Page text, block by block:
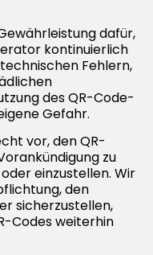
dafür,
kontinuierlich
Fehlern,
des QR-Code-
Gefahr.
vor, den QR-
zu
einzustellen. Wir
den
sicherzustellen,
Codes weiterhin